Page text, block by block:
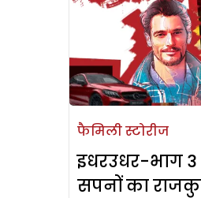
फैमिली स्टोरीज
इधरउधर-भाग
सपनों का